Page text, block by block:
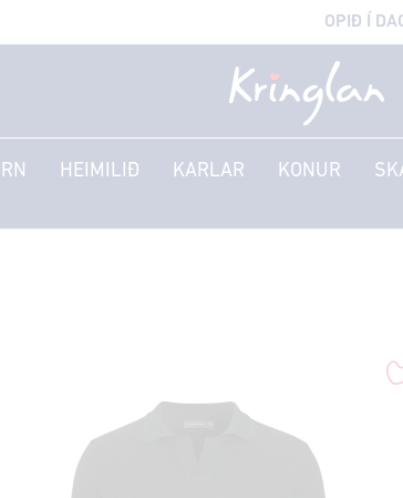
OPIÐ Í
HEIMILIÐ KARLAR KONUR